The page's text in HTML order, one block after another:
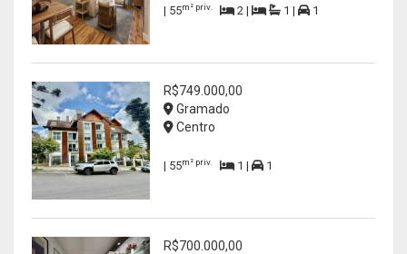
| 55m² priv. 2 | 1 | 1
R$749.000,00
Gramado
Centro
| 55m² priv. 1 | 1
R$700.000,00